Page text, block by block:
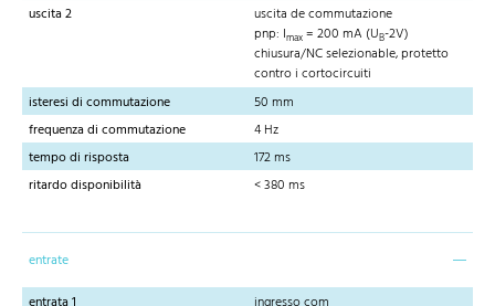
uscita 2
uscita de commutazione
pnp: Imax = 200 mA (UB-2V)
chiusura/NC selezionable, protetto
contro i cortocircuiti
isteresi di commutazione
50 mm
frequenza di commutazione
4 Hz
tempo di risposta
172 ms
ritardo disponibilità
< 380 ms
entrate